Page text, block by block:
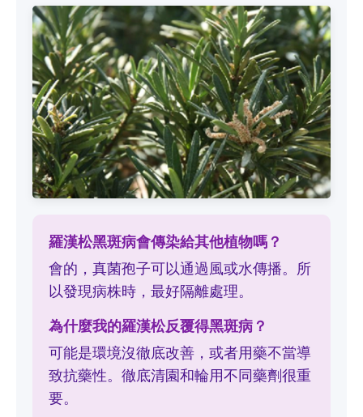
羅漢松黑斑病會傳染給其他植物嗎？
會的，真菌孢子可以通過風或水傳播。所
以發現病株時，最好隔離處理。
為什麼我的羅漢松反覆得黑斑病？
可能是環境沒徹底改善，或者用藥不當導
致抗藥性。徹底清園和輪用不同藥劑很重
要。